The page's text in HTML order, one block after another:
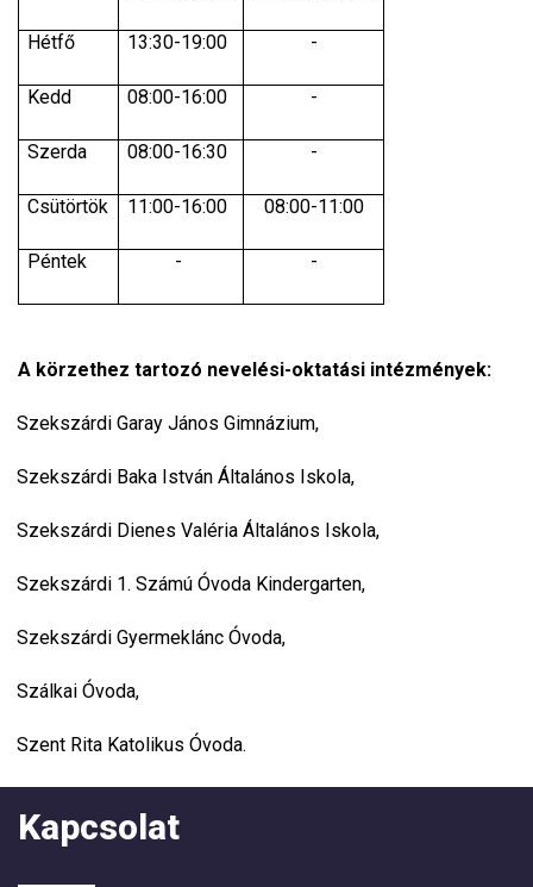
Hétfő 13:30-19:00 -
Kedd 08:00-16:00 -
Szerda 08:00-16:30 -
Csütörtök 11:00-16:00 08:00-11:00
Péntek - -
A körzethez tartozó nevelési-oktatási intézmények:
Szekszárdi Garay János Gimnázium,
Szekszárdi Baka István Általános Iskola,
Szekszárdi Dienes Valéria Általános Iskola,
Szekszárdi 1. Számú Óvoda Kindergarten,
Szekszárdi Gyermeklánc Óvoda,
Szálkai Óvoda,
Szent Rita Katolikus Óvoda.
Kapcsolat